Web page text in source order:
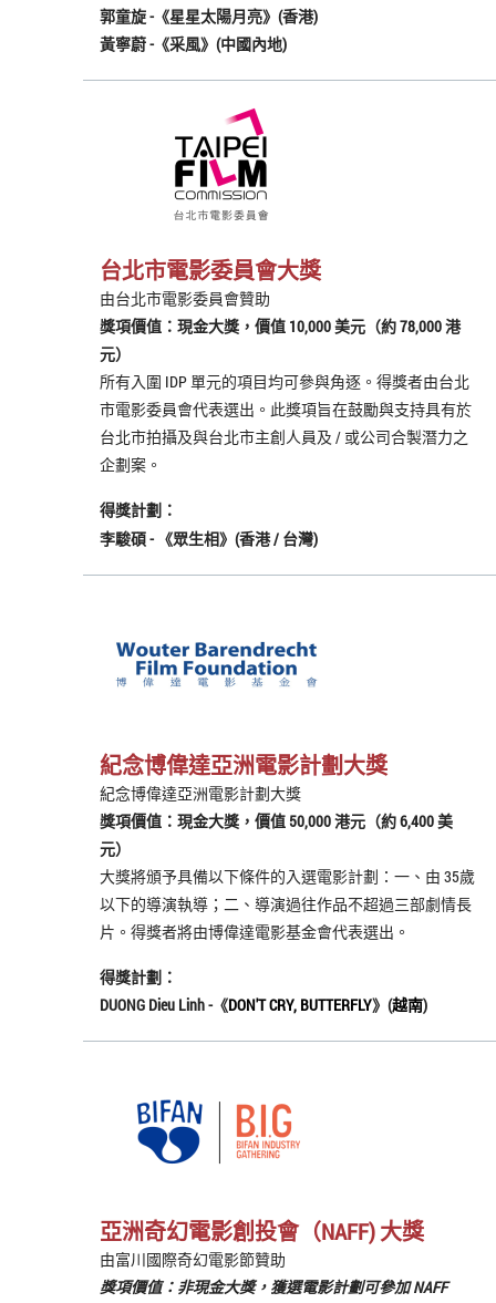
郭童旋 -《星星太陽月亮》(香港)
黃寧蔚 -《采風》(中國內地)
台北市電影委員會大獎
由台北市電影委員會贊助
獎項價值：現金大獎，價值 10,000 美元（約 78,000 港
元）
所有入圍 IDP 單元的項目均可參與角逐。得獎者由台北
市電影委員會代表選出。此獎項旨在鼓勵與支持具有於
台北市拍攝及與台北市主創人員及 / 或公司合製潛力之
企劃案。
得獎計劃：
李駿碩 - 《眾生相》(香港 / 台灣)
紀念博偉達亞洲電影計劃大獎
紀念博偉達亞洲電影計劃大獎
獎項價值：現金大獎，價值 50,000 港元（約 6,400 美
元）
大獎將頒予具備以下條件的入選電影計劃：一、由 35歲
以下的導演執導；二、導演過往作品不超過三部劇情長
片。得獎者將由博偉達電影基金會代表選出。
得獎計劃：
DUONG Dieu Linh -《DON'T CRY, BUTTERFLY》(越南)
亞洲奇幻電影創投會（NAFF) 大獎
由富川國際奇幻電影節贊助
獎項價值：非現金大獎，獲選電影計劃可參加 NAFF